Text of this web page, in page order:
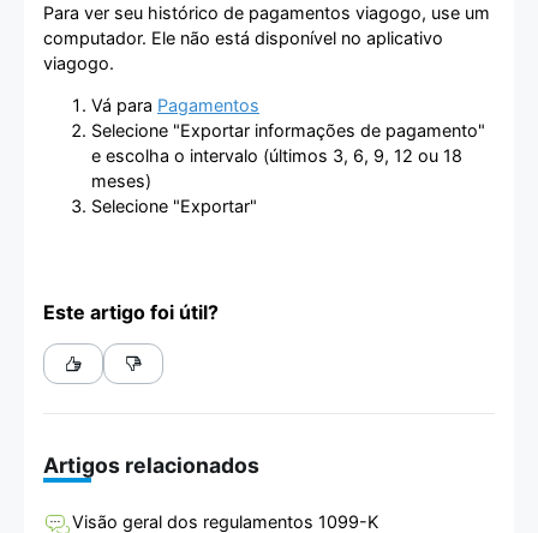
Para ver seu histórico de pagamentos viagogo, use um
computador. Ele não está disponível no aplicativo
viagogo.
Vá para Pagamentos
Selecione "Exportar informações de pagamento"
e escolha o intervalo (últimos 3, 6, 9, 12 ou 18
meses)
Selecione "Exportar"
Este artigo foi útil?
Artigos relacionados
Visão geral dos regulamentos 1099-K